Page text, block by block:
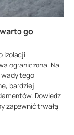
go
izolacji
ograniczona. Na
wady tego
bardziej
Dowiedz
zapewnić trwałą